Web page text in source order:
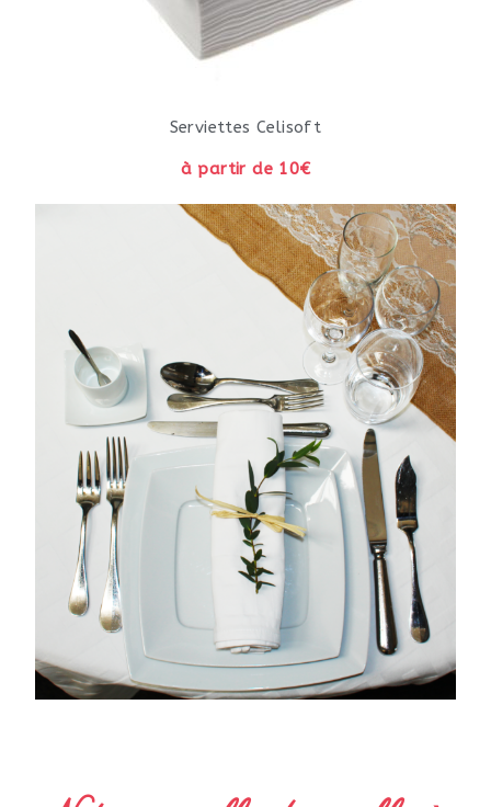
Serviettes Celisoft
à partir de 10€